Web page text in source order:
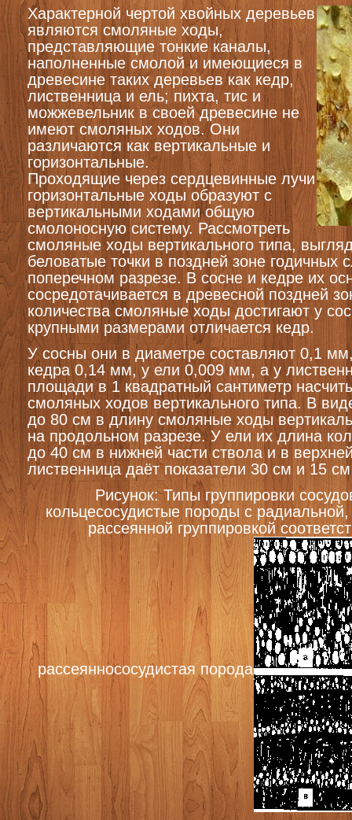
Характерной чертой хвойных деревьев
являются смоляные ходы,
представляющие тонкие каналы,
наполненные смолой и имеющиеся в
древесине таких деревьев как кедр,
лиственница и ель; пихта, тис и
можжевельник в своей древесине не
имеют смоляных ходов. Они
различаются как вертикальные и
горизонтальные.
Проходящие через сердцевинные лучи
горизонтальные ходы образуют с
вертикальными ходами общую
смолоносную систему. Рассмотреть
смоляные ходы вертикального типа,
беловатые точки в поздней зоне годичных
поперечном разрезе. В сосне и кедре их
сосредотачивается в древесной поздней
количества смоляные ходы достигают у
крупными размерами отличается кедр.
У сосны они в диаметре составляют 0,1 мм,
кедра 0,14 мм, у ели 0,009 мм, а у
площади в 1 квадратный сантиметр
смоляных ходов вертикального типа. В
до 80 см в длину смоляные ходы
на продольном разрезе. У ели их длина
до 40 см в нижней части ствола и в
лиственница даёт показатели 30 см и 15
Рисунок: Типы группировки
кольцесосудистые породы с радиальной,
рассеянной группировкой
рассеяннососудистая порода